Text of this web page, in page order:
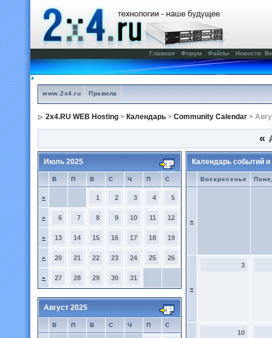
Главная Форум Файлы Новости
www.2x4.ru Правила
2x4.RU WEB Hosting > Календарь > Community Calendar >
«
Июль 2025
В П В С Ч П С
» 1 2 3 4 5
» 6 7 8 9 10 11 12
» 13 14 15 16 17 18 19
» 20 21 22 23 24 25 26
» 27 28 29 30 31
Август 2025
В П В С Ч П С
Календарь событий
Воскресенье
»
»
3
10